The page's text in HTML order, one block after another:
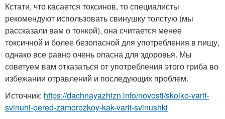
Кстати, что касается токсинов, то специалисты
рекомендуют использовать свинушку толстую (мы
рассказали вам о тонкой), она считается менее
токсичной и более безопасной для употребления в пищу,
однако все равно очень опасна для здоровья. Мы
советуем вам отказаться от употребления этого гриба во
избежании отравлений и последующих проблем.
Источник: https://dachnayazhizn.info/novosti/skolko-varit-
svinuhi-pered-zamorozkoy-kak-varit-svinushki